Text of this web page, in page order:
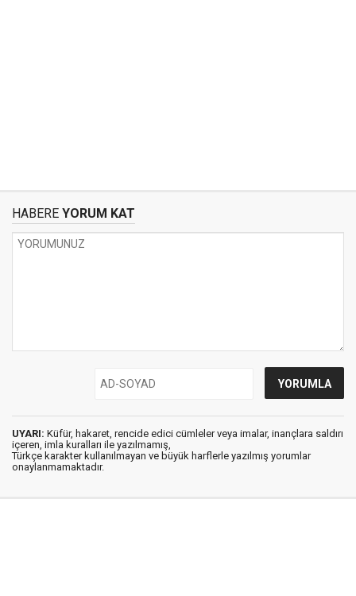
HABERE YORUM KAT
UYARI: Küfür, hakaret, rencide edici cümleler veya imalar, inançlara saldırı
içeren, imla kuralları ile yazılmamış,
Türkçe karakter kullanılmayan ve büyük harflerle yazılmış yorumlar
onaylanmamaktadır.